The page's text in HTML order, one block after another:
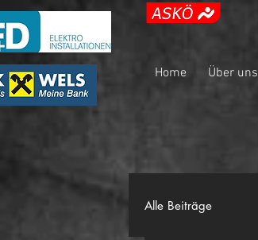
Home Über uns
Alle Beiträge